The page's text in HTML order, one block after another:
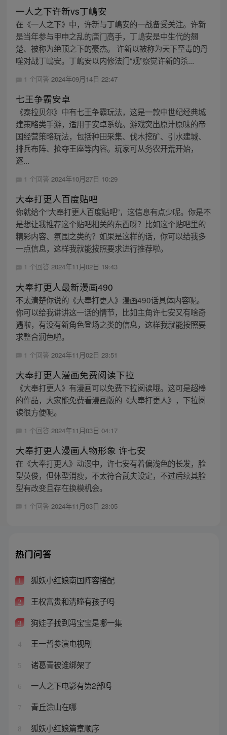
一人之下许新vs丁嶋安
在《一人之下》中，许新与丁嶋安的一战备受关注。许新
是当年参与甲申之乱的唐门高手，丁嶋安是中生代的翘
楚、被称为绝顶之下的豪杰。 许新以被称为天下至毒的丹
噬对战丁嶋安。丁嶋安以内修法门“观”察觉许新的杀...
1 个回答 2024年09月14日 22:47
七王争霸安卓
《泰拉贝尔》中有七王争霸玩法，这是一款中世纪经典城
建策略类手游，适用于安卓系统。游戏突出原汁原味的帝
国经营策略玩法，包括种田采集、伐木挖矿、引水建城、
排兵布阵、抢夺王座等内容。玩家可从务农开荒开始，
逐...
1 个回答 2024年10月27日 10:29
大奉打更人百度贴吧
你就给个“大奉打更人百度贴吧”，这信息有点少呢。你是不
是想让我推荐这个贴吧相关的东西呀？比如这个贴吧里的
精彩内容、氛围之类的？如果是这样的话，你可以给我多
一点信息，这样我就能按照要求进行推荐啦。
1 个回答 2024年11月02日 19:43
大奉打更人最新漫画490
不太清楚你说的《大奉打更人》漫画490话具体内容呢。
你可以给我讲讲这一话的情节，比如主角许七安又有啥奇
遇啦，有没有新角色登场之类的信息，这样我就能按照要
求整合润色啦。
1 个回答 2024年11月02日 23:51
大奉打更人漫画免费阅读下拉
《大奉打更人》有漫画可以免费下拉阅读哦。这可是超棒
的作品，大家能免费看漫画版的《大奉打更人》，下拉阅
读很方便呢。
1 个回答 2024年11月03日 04:17
大奉打更人漫画人物形象 许七安
在《大奉打更人》动漫中，许七安有着偏浅色的长发，脸
型英俊，但体型消瘦，不太符合武夫设定，不过后续其脸
型有改变且存在换模机会。
1 个回答 2024年11月03日 23:05
热门问答
1 狐妖小红娘南国阵容搭配
2 王权富贵和清瞳有孩子吗
3 狗娃子找到冯宝宝是哪一集
4 王一哲参演电视剧
5 诸葛青被谁绑架了
6 一人之下电影有第2部吗
7 青丘涂山在哪
8 狐妖小红娘篇章顺序